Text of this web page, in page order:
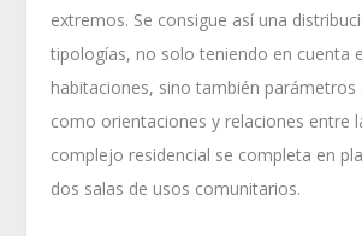
extremos. Se consigue así una
tipologías, no solo teniendo en cuenta
habitaciones, sino también parámetros
como orientaciones y relaciones entre
complejo residencial se completa en
dos salas de usos comunitarios.